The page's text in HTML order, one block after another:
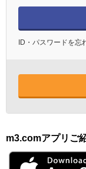
ID・パスワードを忘
m3.comアプリご